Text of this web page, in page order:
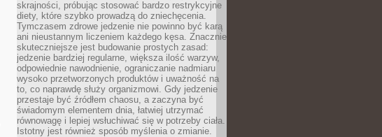
skrajności, próbując stosować bardzo restrykcyjne
diety, które szybko prowadzą do zniechęcenia.
Tymczasem zdrowe jedzenie nie powinno być karą
ani nieustannym liczeniem każdego kęsa. Znacznie
skuteczniejsze jest budowanie prostych zasad:
jedzenie bardziej regularne, większa ilość warzyw,
odpowiednie nawodnienie, ograniczanie nadmiaru
wysoko przetworzonych produktów i uważność na
to, co naprawdę służy organizmowi. Gdy jedzenie
przestaje być źródłem chaosu, a zaczyna być
świadomym elementem dnia, łatwiej utrzymać
równowagę i lepiej wsłuchiwać się w potrzeby ciała.
Istotny jest również sposób myślenia o zmianie.